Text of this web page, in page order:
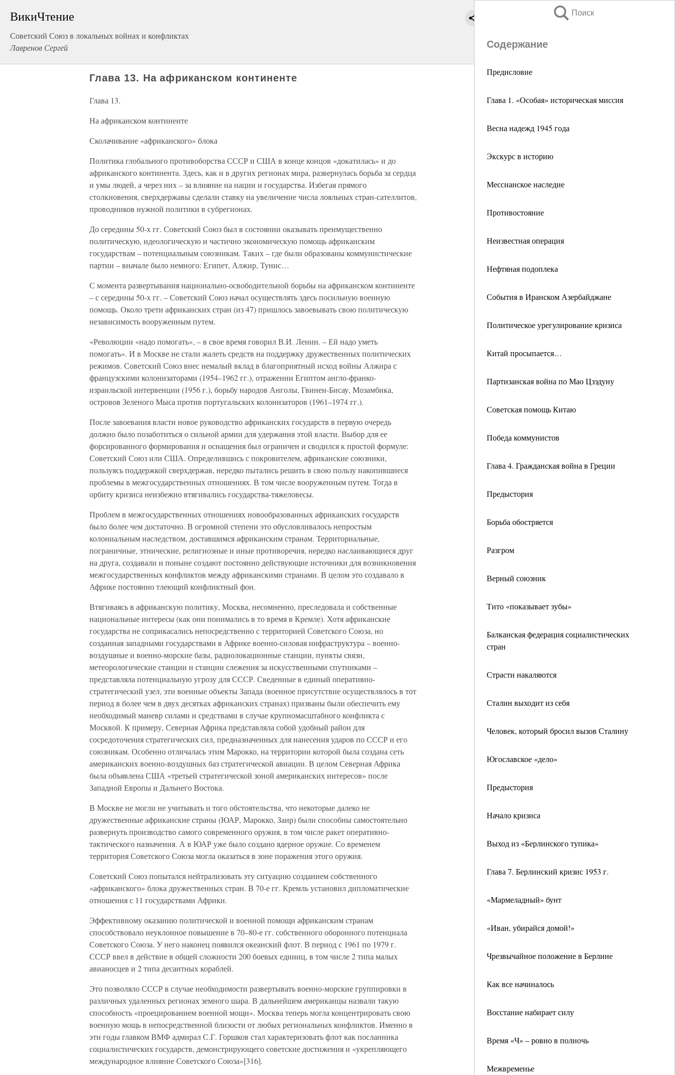
ВикиЧтение
Советский Союз в локальных войнах и конфликтах
Лавренов Сергей
Поиск
Содержание
Предисловие
Глава 1. «Особая» историческая миссия
Весна надежд 1945 года
Экскурс в историю
Мессианское наследие
Противостояние
Неизвестная операция
Нефтяная подоплека
События в Иранском Азербайджане
Политическое урегулирование кризиса
Китай просыпается…
Партизанская война по Мао Цзэдуну
Советская помощь Китаю
Победа коммунистов
Глава 4. Гражданская война в Греции
Предыстория
Борьба обостряется
Разгром
Верный союзник
Тито «показывает зубы»
Балканская федерация социалистических
стран
Страсти накаляются
Сталин выходит из себя
Человек, который бросил вызов Сталину
Югославское «дело»
Предыстория
Начало кризиса
Выход из «Берлинского тупика»
Глава 7. Берлинский кризис 1953 г.
«Мармеладный» бунт
«Иван, убирайся домой!»
Чрезвычайное положение в Берлине
Как все начиналось
Восстание набирает силу
Время «Ч» – ровно в полночь
Межвременье
Глава 13. На африканском континенте
Глава 13.
На африканском континенте
Сколачивание «африканского» блока
Политика глобального противоборства СССР и США в конце концов «докатилась» и до
африканского континента. Здесь, как и в других регионах мира, развернулась борьба за сердца
и умы людей, а через них – за влияние на нации и государства. Избегая прямого
столкновения, сверхдержавы сделали ставку на увеличение числа лояльных стран-сателлитов,
проводников нужной политики в субрегионах.
До середины 50-х гг. Советский Союз был в состоянии оказывать преимущественно
политическую, идеологическую и частично экономическую помощь африканским
государствам – потенциальным союзникам. Таких – где были образованы коммунистические
партии – вначале было немного: Египет, Алжир, Тунис…
С момента развертывания национально-освободительной борьбы на африканском континенте
– с середины 50-х гг. – Советский Союз начал осуществлять здесь посильную военную
помощь. Около трети африканских стран (из 47) пришлось завоевывать свою политическую
независимость вооруженным путем.
«Революции «надо помогать», – в свое время говорил В.И. Ленин. – Ей надо уметь
помогать». И в Москве не стали жалеть средств на поддержку дружественных политических
режимов. Советский Союз внес немалый вклад в благоприятный исход войны Алжира с
французскими колонизаторами (1954–1962 гг.), отражении Египтом англо-франко-
израильской интервенции (1956 г.), борьбу народов Анголы, Гвинеи-Бисау, Мозамбика,
островов Зеленого Мыса против португальских колонизаторов (1961–1974 гг.).
После завоевания власти новое руководство африканских государств в первую очередь
должно было позаботиться о сильной армии для удержания этой власти. Выбор для ее
форсированного формирования и оснащения был ограничен и сводился к простой формуле:
Советский Союз или США. Определившись с покровителем, африканские союзники,
пользуясь поддержкой сверхдержав, нередко пытались решить в свою пользу накопившиеся
проблемы в межгосударственных отношениях. В том числе вооруженным путем. Тогда в
орбиту кризиса неизбежно втягивались государства-тяжеловесы.
Проблем в межгосударственных отношениях новообразованных африканских государств
было более чем достаточно. В огромной степени это обусловливалось непростым
колониальным наследством, доставшимся африканским странам. Территориальные,
пограничные, этнические, религиозные и иные противоречия, нередко наслаивающиеся друг
на друга, создавали и поныне создают постоянно действующие источники для возникновения
межгосударственных конфликтов между африканскими странами. В целом это создавало в
Африке постоянно тлеющий конфликтный фон.
Втягиваясь в африканскую политику, Москва, несомненно, преследовала и собственные
национальные интересы (как они понимались в то время в Кремле). Хотя африканские
государства не соприкасались непосредственно с территорией Советского Союза, но
созданная западными государствами в Африке военно-силовая инфраструктура – военно-
воздушные и военно-морские базы, радиолокационные станции, пункты связи,
метеорологические станции и станции слежения за искусственными спутниками –
представляла потенциальную угрозу для СССР. Сведенные в единый оперативно-
стратегический узел, эти военные объекты Запада (военное присутствие осуществлялось в тот
период в более чем в двух десятках африканских странах) призваны были обеспечить ему
необходимый маневр силами и средствами в случае крупномасштабного конфликта с
Москвой. К примеру, Северная Африка представляла собой удобный район для
сосредоточения стратегических сил, предназначенных для нанесения ударов по СССР и его
союзникам. Особенно отличалась этим Марокко, на территории которой была создана сеть
американских военно-воздушных баз стратегической авиации. В целом Северная Африка
была объявлена США «третьей стратегической зоной американских интересов» после
Западной Европы и Дальнего Востока.
В Москве не могли не учитывать и того обстоятельства, что некоторые далеко не
дружественные африканские страны (ЮАР, Марокко, Заир) были способны самостоятельно
развернуть производство самого современного оружия, в том числе ракет оперативно-
тактического назначения. А в ЮАР уже было создано ядерное оружие. Со временем
территория Советского Союза могла оказаться в зоне поражения этого оружия.
Советский Союз попытался нейтрализовать эту ситуацию созданием собственного
«африканского» блока дружественных стран. В 70-е гг. Кремль установил дипломатические
отношения с 11 государствами Африки.
Эффективному оказанию политической и военной помощи африканским странам
способствовало неуклонное повышение в 70–80-е гг. собственного оборонного потенциала
Советского Союза. У него наконец появился океанский флот. В период с 1961 по 1979 г.
СССР ввел в действие в общей сложности 200 боевых единиц, в том числе 2 типа малых
авианосцев и 2 типа десантных кораблей.
Это позволяло СССР в случае необходимости развертывать военно-морские группировки в
различных удаленных регионах земного шара. В дальнейшем американцы назвали такую
способность «проецированием военной мощи». Москва теперь могла концентрировать свою
военную мощь в непосредственной близости от любых региональных конфликтов. Именно в
эти годы главком ВМФ адмирал С.Г. Горшков стал характеризовать флот как посланника
социалистических государств, демонстрирующего советские достижения и «укрепляющего
международное влияние Советского Союза»[316].